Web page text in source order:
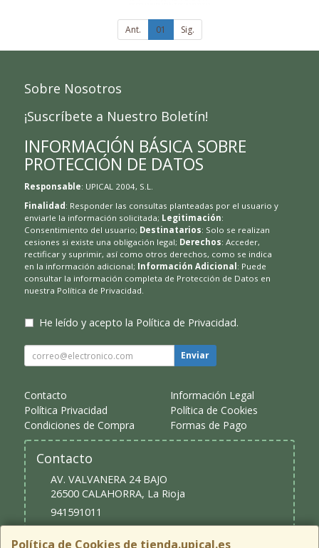
Blanco
Ant. 01 Sig.
Política de Cookies de tienda.upical.es
Sobre Nosotros
¡Suscríbete a Nuestro Boletín!
INFORMACIÓN BÁSICA SOBRE
PROTECCIÓN DE DATOS
Responsable: UPICAL 2004, S.L.
Finalidad : Responder las consultas planteadas por el usuario y
enviarle la información solicitada; Legitimación:
Consentimiento del usuario; Destinatarios: Solo se realizan
cesiones si existe una obligación legal; Derechos: Acceder,
rectificar y suprimir, así como otros derechos, como se indica
en la información adicional; Información Adicional : Puede
consultar la información completa de Protección de Datos en
nuestra Política de Privacidad.
He leído y acepto la Política de Privacidad.
Enviar
Contacto
Información Legal
Política Privacidad
Política de Cookies
Condiciones de Compra
Formas de Pago
Contacto
AV. VALVANERA 24 BAJO
26500 CALAHORRA, La Rioja
941591011